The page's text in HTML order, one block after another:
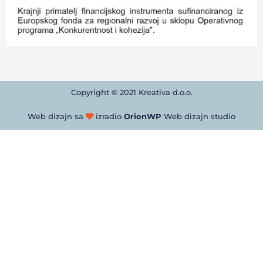
Copyright © 2021 Kreativa d.o.o.
Web dizajn sa izradio OrionWP Web dizajn studio